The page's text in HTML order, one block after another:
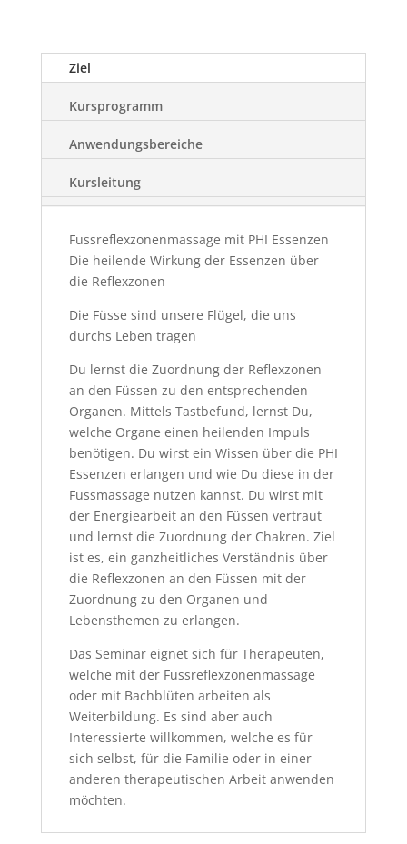
Ziel
Kursprogramm
Anwendungsbereiche
Kursleitung
Fussreflexzonenmassage mit PHI Essenzen
Die heilende Wirkung der Essenzen über
die Reflexzonen
Die Füsse sind unsere Flügel, die uns
durchs Leben tragen
Du lernst die Zuordnung der Reflexzonen
an den Füssen zu den entsprechenden
Organen. Mittels Tastbefund, lernst Du,
welche Organe einen heilenden Impuls
benötigen. Du wirst ein Wissen über die PHI
Essenzen erlangen und wie Du diese in der
Fussmassage nutzen kannst. Du wirst mit
der Energiearbeit an den Füssen vertraut
und lernst die Zuordnung der Chakren. Ziel
ist es, ein ganzheitliches Verständnis über
die Reflexzonen an den Füssen mit der
Zuordnung zu den Organen und
Lebensthemen zu erlangen.
Das Seminar eignet sich für Therapeuten,
welche mit der Fussreflexzonenmassage
oder mit Bachblüten arbeiten als
Weiterbildung. Es sind aber auch
Interessierte willkommen, welche es für
sich selbst, für die Familie oder in einer
anderen therapeutischen Arbeit anwenden
möchten.